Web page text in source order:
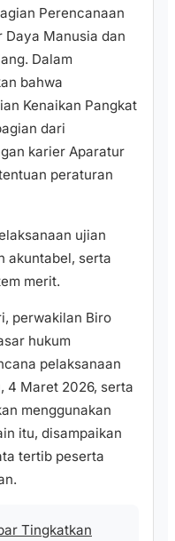
Perencanaan
Daya Manusia dan
Dalam
bahwa
Kenaikan Pangkat
dari
karier Aparatur
peraturan
ujian
akuntabel, serta
merit.
perwakilan Biro
hukum
pelaksanaan
4 Maret 2026, serta
menggunakan
itu, disampaikan
tertib peserta
Tingkatkan